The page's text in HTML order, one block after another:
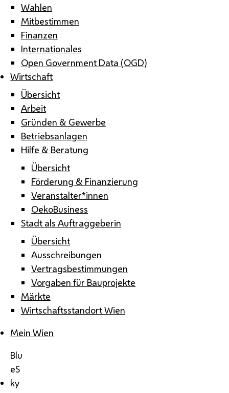
Wahlen
Mitbestimmen
Finanzen
Internationales
Open Government Data (OGD)
Wirtschaft
Übersicht
Arbeit
Gründen & Gewerbe
Betriebsanlagen
Hilfe & Beratung
Übersicht
Förderung & Finanzierung
Veranstalter*innen
OekoBusiness
Stadt als Auftraggeberin
Übersicht
Ausschreibungen
Vertragsbestimmungen
Vorgaben für Bauprojekte
Märkte
Wirtschaftsstandort Wien
Mein Wien
Blu
eS
ky